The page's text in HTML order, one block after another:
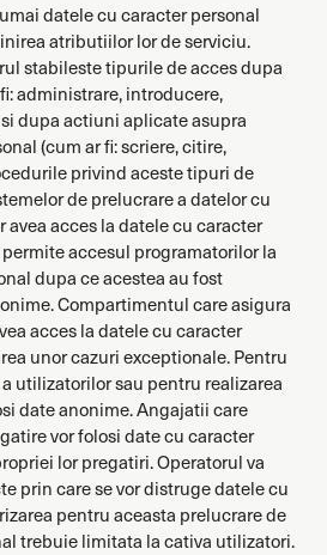
datele cu caracter personal
atributiilor lor de serviciu.
stabileste tipurile de acces dupa
administrare, introducere,
dupa actiuni aplicate asupra
(cum ar fi: scriere, citire,
privind aceste tipuri de
de prelucrare a datelor cu
avea acces la datele cu caracter
accesul programatorilor la
dupa ce acestea au fost
Compartimentul care asigura
acces la datele cu caracter
unor cazuri exceptionale. Pentru
utilizatorilor sau pentru realizarea
date anonime. Angajatii care
vor folosi date cu caracter
lor pregatiri. Operatorul va
prin care se vor distruge datele cu
pentru aceasta prelucrare de
trebuie limitata la cativa utilizatori.